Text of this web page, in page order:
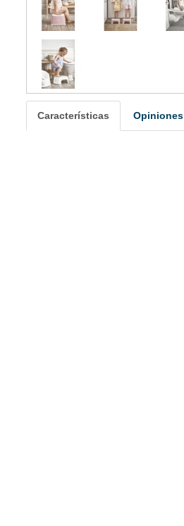
Características Opiniones